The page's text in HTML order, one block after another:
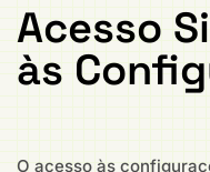
Acesso
às
O acesso às